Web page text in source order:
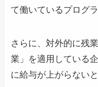
て働いているプログ
さらに、対外的に残
業」を適用している
に給与が上がらない